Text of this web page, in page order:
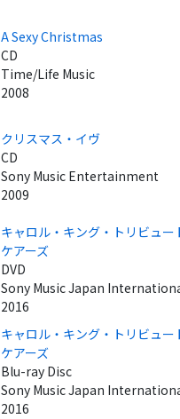
A Sexy Christmas
CD
Time/Life Music
2008
クリスマス・イヴ
CD
Sony Music Entertainment
2009
キャロル・キング・トリビュー
ケアーズ
DVD
Sony Music Japan
2016
キャロル・キング・トリビュー
ケアーズ
Blu-ray Disc
Sony Music Japan
2016